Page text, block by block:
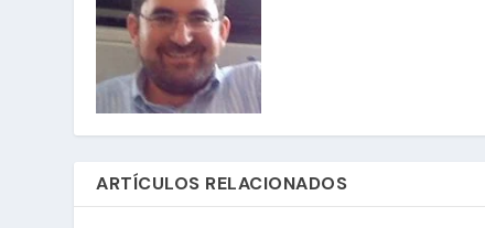
ARTÍCULOS RELACIONADOS